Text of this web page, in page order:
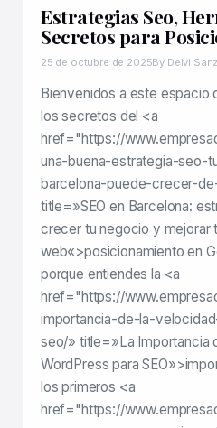
Estrategias Seo,
Secretos para
25 de octubre de 2025By Deivi Sanz
Bienvenidos a este espacio
los secretos del <a
href="https://
una-buena-estrategia-seo-
barcelona-puede-crecer-
title=»SEO en Barcelona:
crecer tu negocio y mejorar
web«>posicionamiento en
porque entiendes la <a
href="https://
importancia-de-la-
seo/» title=»La Importancia
WordPress para
los primeros <a
href="https://